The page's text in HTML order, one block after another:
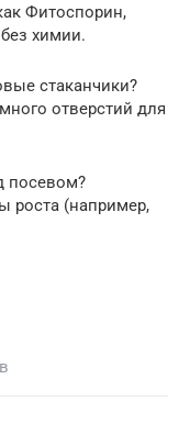
Фитоспорин,
химии.
стаканчики?
отверстий для
посевом?
роста (например,